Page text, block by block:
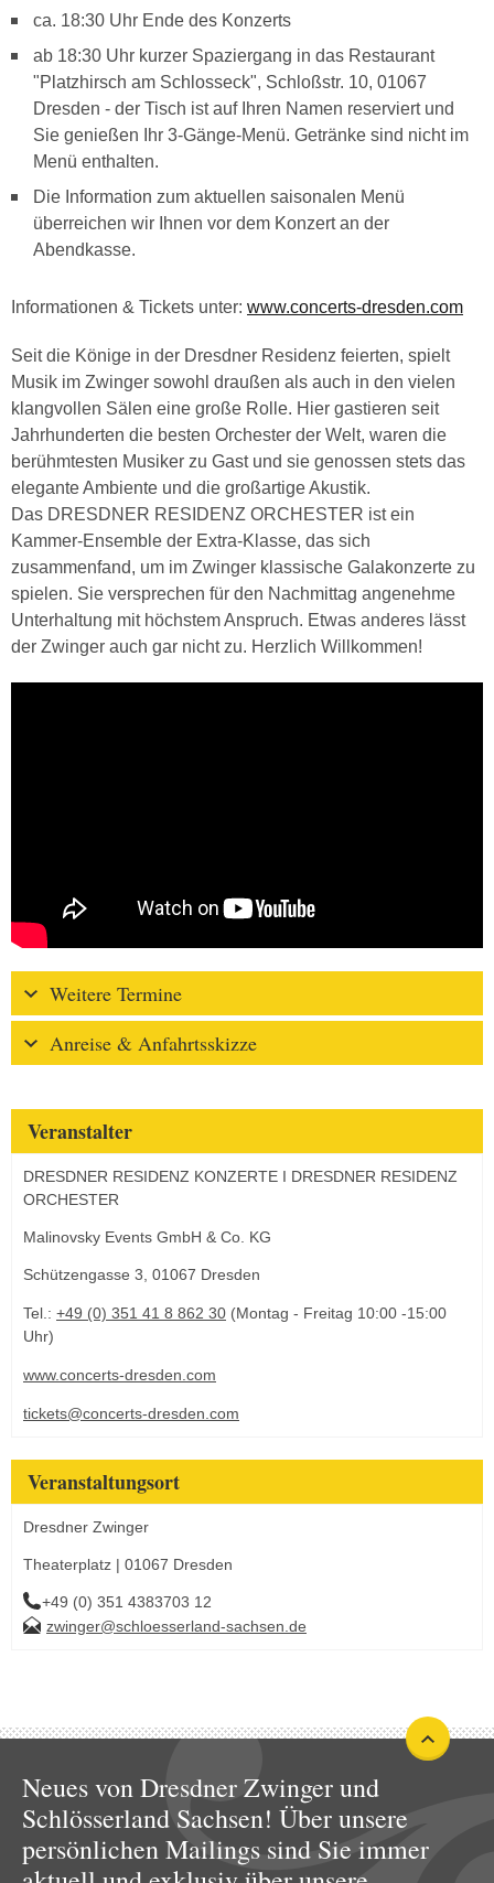
ca. 18:30 Uhr Ende des Konzerts
ab 18:30 Uhr kurzer Spaziergang in das Restaurant
"Platzhirsch am Schlosseck", Schloßstr. 10, 01067
Dresden - der Tisch ist auf Ihren Namen reserviert und
Sie genießen Ihr 3-Gänge-Menü. Getränke sind nicht im
Menü enthalten.
Die Information zum aktuellen saisonalen Menü
überreichen wir Ihnen vor dem Konzert an der
Abendkasse.
Informationen & Tickets unter: www.concerts-dresden.com
Seit die Könige in der Dresdner Residenz feierten, spielt
Musik im Zwinger sowohl draußen als auch in den vielen
klangvollen Sälen eine große Rolle. Hier gastieren seit
Jahrhunderten die besten Orchester der Welt, waren die
berühmtesten Musiker zu Gast und sie genossen stets das
elegante Ambiente und die großartige Akustik.
Das DRESDNER RESIDENZ ORCHESTER ist ein
Kammer-Ensemble der Extra-Klasse, das sich
zusammenfand, um im Zwinger klassische Galakonzerte zu
spielen. Sie versprechen für den Nachmittag angenehme
Unterhaltung mit höchstem Anspruch. Etwas anderes lässt
der Zwinger auch gar nicht zu. Herzlich Willkommen!
Weitere Termine
Anreise & Anfahrtsskizze
Veranstalter
DRESDNER RESIDENZ KONZERTE I DRESDNER RESIDENZ
ORCHESTER
Malinovsky Events GmbH & Co. KG
Schützengasse 3, 01067 Dresden
Tel.: +49 (0) 351 41 8 862 30 (Montag - Freitag 10:00 -15:00
Uhr)
www.concerts-dresden.com
tickets@concerts-dresden.com
Veranstaltungsort
Dresdner Zwinger
Theaterplatz | 01067 Dresden
+49 (0) 351 4383703 12
zwinger@schloesserland-sachsen.de
Neues von Dresdner Zwinger und
Schlösserland Sachsen! Über unsere
persönlichen Mailings sind Sie immer